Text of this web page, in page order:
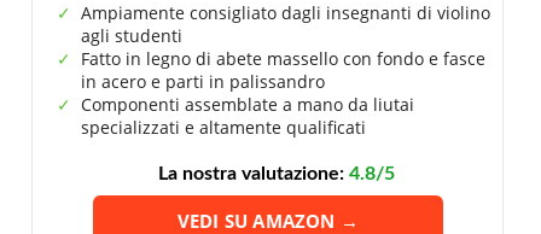
Ampiamente consigliato dagli insegnanti di violino
agli studenti
Fatto in legno di abete massello con fondo e fasce
in acero e parti in palissandro
Componenti assemblate a mano da liutai
specializzati e altamente qualificati
La nostra valutazione: 4.8/5
VEDI SU AMAZON →